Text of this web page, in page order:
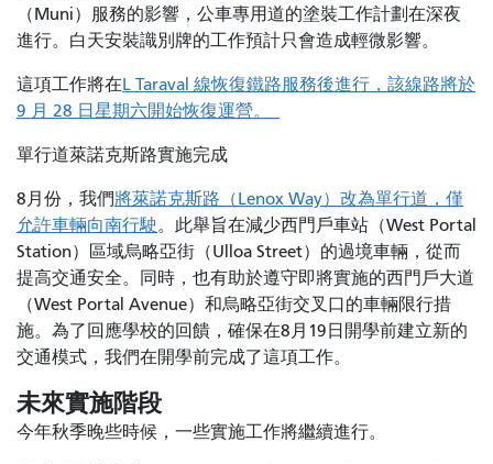
（Muni）服務的影響，公車專用道的塗裝工作計劃在深夜
進行。白天安裝識別牌的工作預計只會造成輕微影響。
這項工作將在L Taraval 線恢復鐵路服務後進行，該線路將於
9 月 28 日星期六開始恢復運營。
單行道萊諾克斯路實施完成
8月份，我們將萊諾克斯路（Lenox Way）改為單行道，僅
允許車輛向南行駛。此舉旨在減少西門戶車站（West Portal
Station）區域烏略亞街（Ulloa Street）的過境車輛，從而
提高交通安全。同時，也有助於遵守即將實施的西門戶大道
（West Portal Avenue）和烏略亞街交叉口的車輛限行措
施。為了回應學校的回饋，確保在8月19日開學前建立新的
交通模式，我們在開學前完成了這項工作。
未來實施階段
今年秋季晚些時候，一些實施工作將繼續進行。